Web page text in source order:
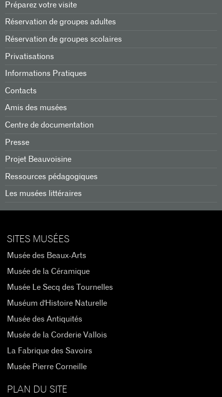
Préparez votre visite
Réservation de groupes adultes
Réservation de groupes scolaires
Privatisations
Informations Pratiques
Contacts
Amis des musées
Centre de documentation
Presse
Projet Beauvoisine
Ressources pédagogiques
Les musées littéraires
SITES MUSÉES
Musée des Beaux-Arts
Musée de la Céramique
Musée Le Secq des Tournelles
Muséum d'Histoire Naturelle
Musée des Antiquités
Musée de la Corderie Vallois
La Fabrique des Savoirs
Musée Pierre Corneille
PLAN DU SITE